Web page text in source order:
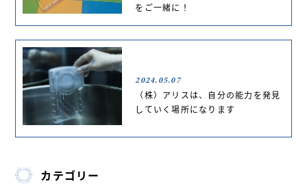
をご一緒に！
2024.05.07
（株）アリスは、自分の能力を発見
していく場所になります
カテゴリー